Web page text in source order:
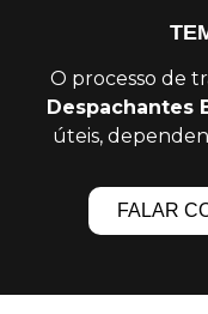
O processo de
Despachantes
úteis,
FALAR